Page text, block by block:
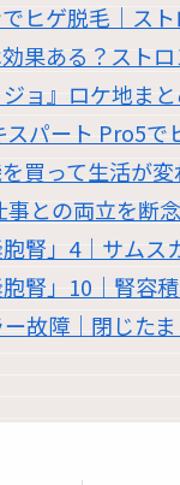
ヒゲ脱毛｜ス
果ある？スト
ョ』ロケ地ま
スパート Pro5
買って生活が
との両立を断
腎」4｜サム
腎」10｜腎容
故障｜閉じた